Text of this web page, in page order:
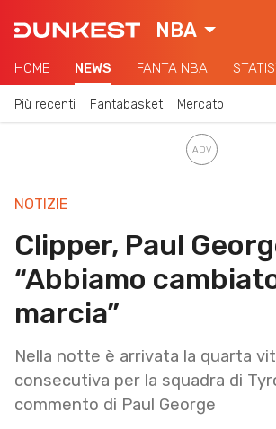
NBA
HOME NEWS FANTA NBA
Più recenti Fantabasket Mercato
NOTIZIE
Clipper, Paul
“Abbiamo
marcia”
Nella notte è arrivata la quarta
consecutiva per la squadra di
commento di Paul George